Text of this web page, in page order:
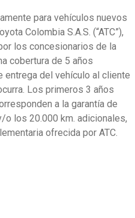
para vehículos nuevos
Colombia S.A.S. (“ATC”),
los concesionarios de la
cobertura de 5 años
entrega del vehículo al cliente
Los primeros 3 años
a la garantía de
los 20.000 km. adicionales,
ofrecida por ATC.